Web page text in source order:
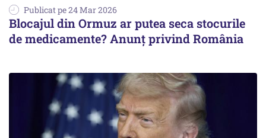
Publicat pe 24 Mar 2026
Blocajul din Ormuz ar putea seca stocurile
de medicamente? Anunț privind România